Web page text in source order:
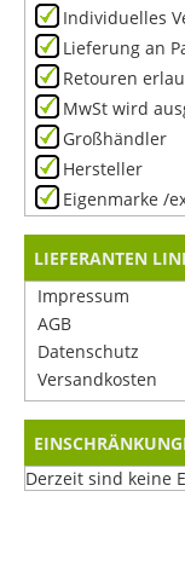
Individuelles
Lieferung an
Retouren
MwSt wird
Großhändler
Hersteller
Eigenmarke /
LIEFERANTEN
Impressum
AGB
Datenschutz
Versandkosten
Derzeit sind keine